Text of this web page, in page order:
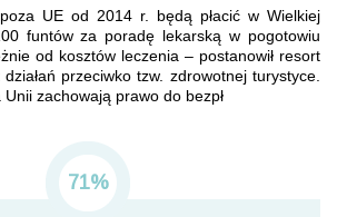
UE od 2014 r. będą płacić w Wielkiej
funtów za poradę lekarską w pogotowiu
od kosztów leczenia – postanowił resort
przeciwko tzw. zdrowotnej turystyce.
zachowają prawo do bezpł
71%